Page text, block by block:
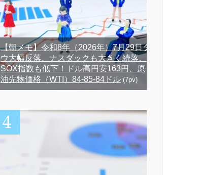
【朝メモ】令和8年（2026年）7月29日ダ
ウ大幅反落、ナスダックも大きく続落、
SOX指数も低下！ドル高円安163円、原
油先物価格（WTI）84-85-84ドル (7pv)